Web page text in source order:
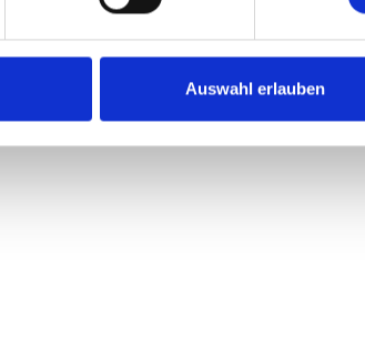
Auswahl erlauben